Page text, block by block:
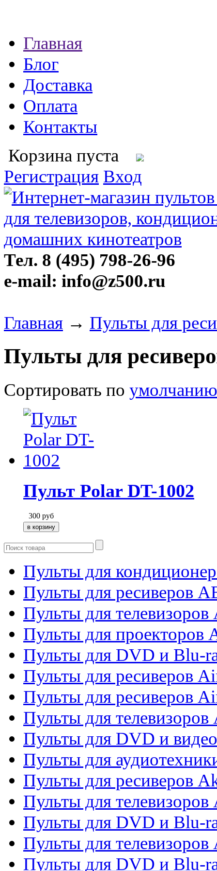
Главная
Блог
Доставка
Оплата
Контакты
Корзина пуста
Регистрация Вход
Тел. 8 (495) 798-26-96
e-mail: info@z500.ru
Главная → Пульты для
Пульты для
Сортировать по умолчанию
Пульт Polar DT-1002
300 руб
Пульты для
Пульты для ресиверов
Пульты для телевизоров
Пульты для проекторов
Пульты для DVD и Blu-
Пульты для ресиверов
Пульты для ресиверов
Пульты для телевизоров
Пульты для DVD и
Пульты для
Пульты для ресиверов
Пульты для телевизоров
Пульты для DVD и Blu-
Пульты для
Пульты для DVD и Blu-